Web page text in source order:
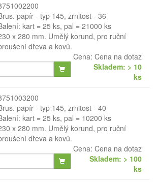
papír - typ 145, zrnitost - 36
kart = 25 ks, pal = 21000 ks
x 280 mm. Umělý korund, pro ruční
dřeva a kovů.
Cena: Cena na dotaz
Skladem: > 10
ks
papír - typ 145, zrnitost - 40
kart = 25 ks, pal = 10200 ks
x 280 mm. Umělý korund, pro ruční
dřeva a kovů.
Cena: Cena na dotaz
Skladem: > 100
ks